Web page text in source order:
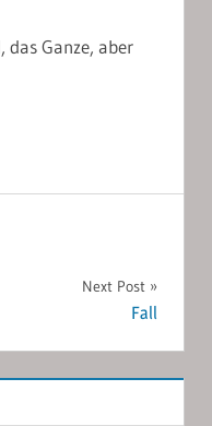
das Ganze, aber
Next Post
Fall